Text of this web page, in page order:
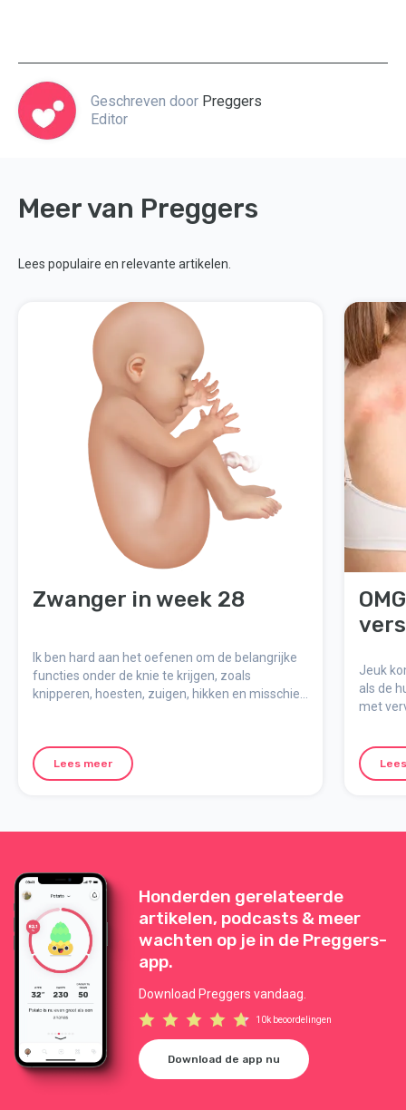
Geschreven door Preggers
Editor
Meer van Preggers
Lees populaire en relevante artikelen.
Zwanger in week 28
Ik ben hard aan het oefenen om de belangrijke
functies onder de knie te krijgen, zoals
knipperen, hoesten, zuigen, hikken en misschien
Lees meer
Jeuk
als de
met
Honderden gerelateerde
artikelen, podcasts & meer
wachten op je in de Preggers-
app.
Download Preggers vandaag.
10k beoordelingen
Download de app nu